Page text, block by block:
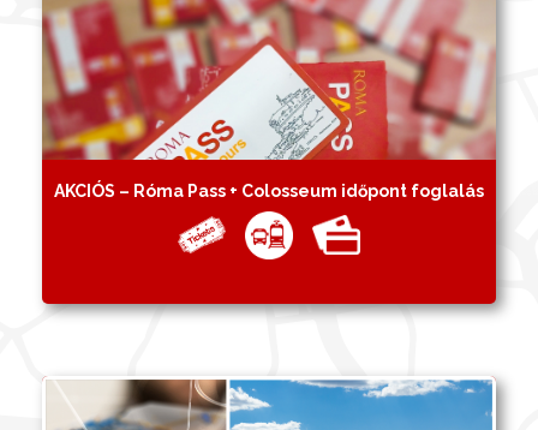
AKCIÓS – Róma Pass + Colosseum időpont foglalás